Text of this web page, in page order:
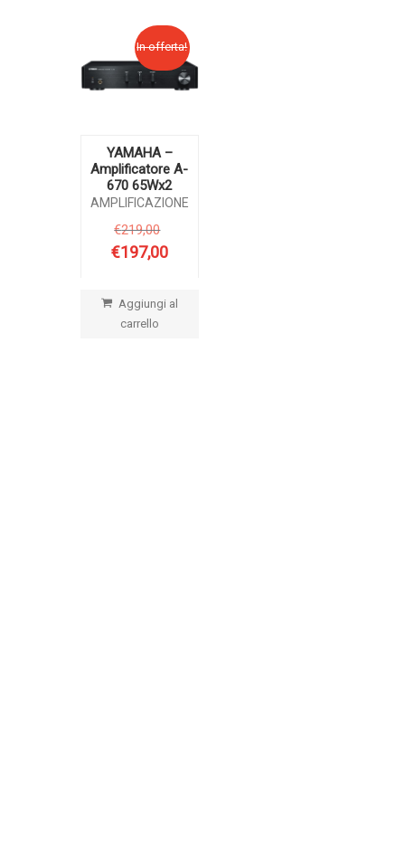
In offerta!
YAMAHA –
Amplificatore A-
670 65Wx2
AMPLIFICAZIONE
€219,00
prezzo
€219,00.
€197,00Il
è:
Aggiungi al
carrello